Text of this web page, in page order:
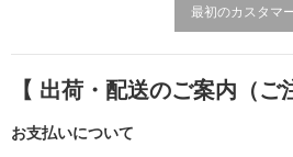
最初のカスタマ
【 出荷・配送のご案内（
お支払いについて